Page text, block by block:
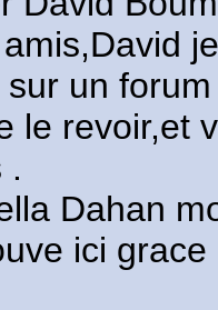
un
le revoir,et
.
Dahan
ici